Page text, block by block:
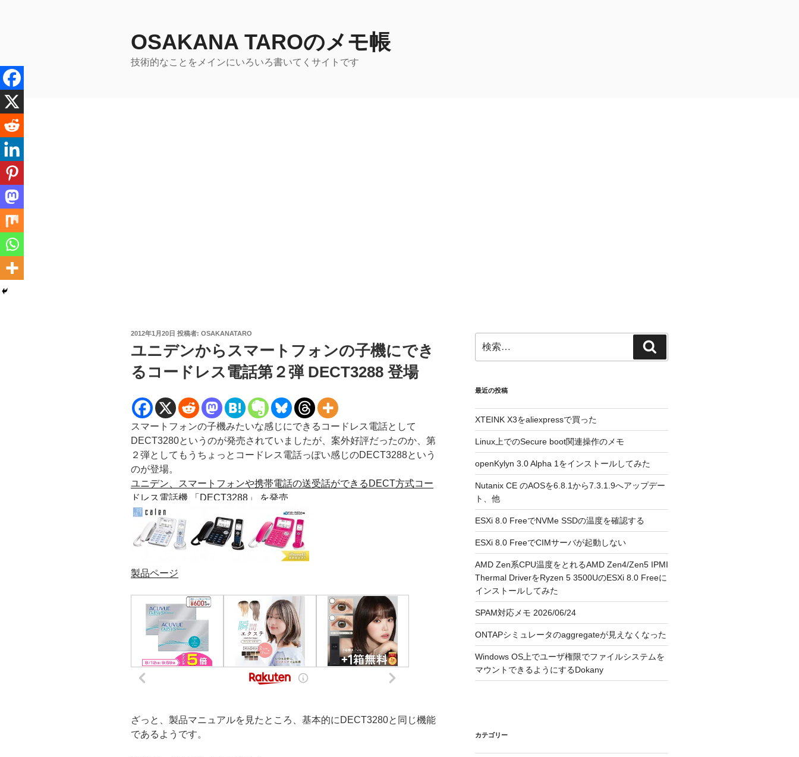
へ
ス
キ
プ
OSAKANA TAROのメモ帳
技術的なことをメインにいろいろ書いてくサイトです
投
2012年1月20日 投稿者: OSAKANATARO
ユニデンからスマートフォンの子機にでき
るコードレス電話第２弾 DECT3288 登場
スマートフォンの子機みたいな感じにできるコードレス電話として
DECT3280というのが発売されていましたが、案外好評だったのか、第
２弾としてもうちょっとコードレス電話っぽい感じのDECT3288という
のが登場。
ユニデン、スマートフォンや携帯電話の送受話ができるDECT方式コー
ドレス電話機 「DECT3288」 を発売
製品ページ
ざっと、製品マニュアルを見たところ、基本的にDECT3280と同じ機能
であるようです。
索:
索
最近の投稿
XTEINK X3をaliexpressで買った
Linux上でのSecure boot関連操作のメモ
openKylyn 3.0 Alpha 1をインストールしてみた
Nutanix CE のAOSを6.8.1から7.3.1.9へアップデー
ト、他
ESXi 8.0 FreeでNVMe SSDの温度を確認する
ESXi 8.0 FreeでCIMサーバが起動しない
AMD Zen系CPU温度をとれるAMD Zen4/Zen5 IPMI
Thermal DriverをRyzen 5 3500UのESXi 8.0 Freeに
インストールしてみた
SPAM対応メモ 2026/06/24
ONTAPシミュレータのaggregateが見えなくなった
Windows OS上でユーザ権限でファイルシステムを
マウントできるようにするDokany
カテゴリー